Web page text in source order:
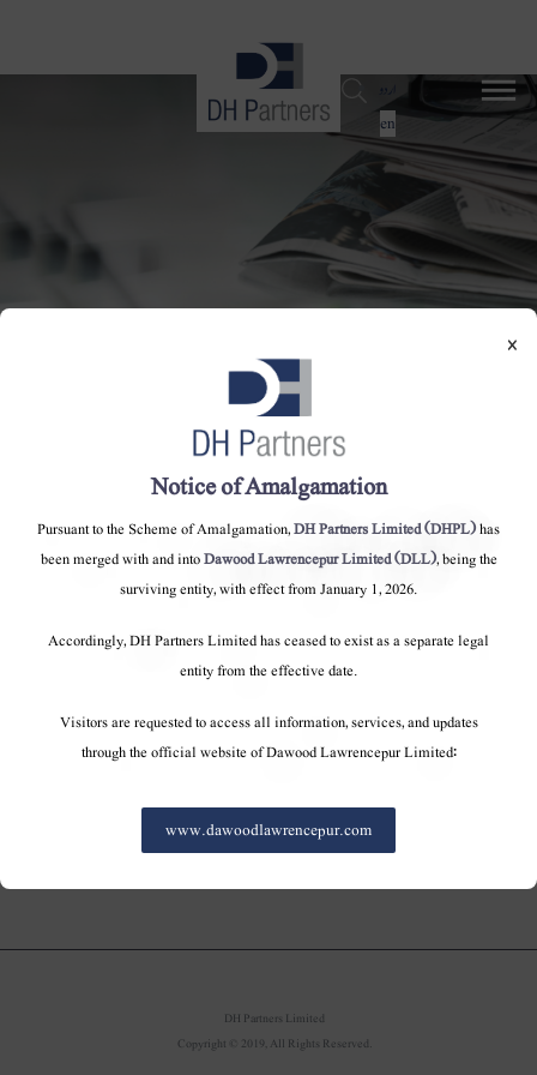
×
Notice of Amalgamation
Pursuant to the Scheme of Amalgamation,DH Partners Limited (DHPL)has
been merged with and intoDawood Lawrencepur Limited (DLL), being the
surviving entity, with effect from January 1, 2026.
Accordingly, DH Partners Limited has ceased to exist as a separate legal
entity from the effective date.
Visitors are requested to access all information, services, and updates
through the official website of Dawood Lawrencepur Limited:
www.dawoodlawrencepur.com
dehaze
اردو
en
ڈی ایچ فرٹیلائزر لمیٹڈ کو گیس کی
فراہمی دوبارہ شروع ہوگئی
لسٹنگ رولز کی مادی معلومات کے انکشاف کی
دفعات کے تحت ایک نوٹیفکیشن میں ، داؤد ہرکولس
ایکسچینج کو مطلع کیا کہ 6 جون 2012 کو اپنے خط کے تحت
سوئی ناردرن گیس پائپ لائنز لمیٹڈ کو ڈی ایچ فرٹیلائزر لمیٹڈ
(جس کی مکمل ملکیت کے ماتحت ادارہ ہے) کو آگاہ کیا گیا
DH Partners Limited
Copyright © 2019, All Rights Reserved.